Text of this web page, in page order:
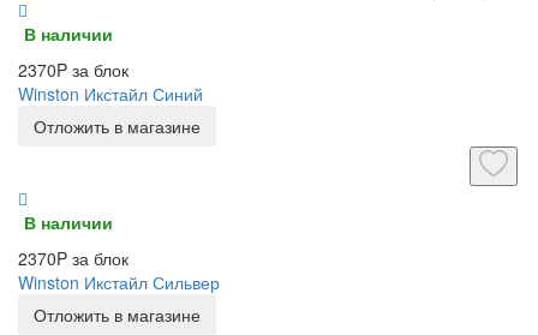
В наличии
2370P за блок
Winston Икстайл Синий
Отложить в магазине
В наличии
2370P за блок
Winston Икстайл Сильвер
Отложить в магазине